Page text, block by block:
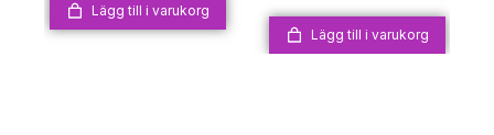
Lägg till i varukorg
Lägg till i varukorg